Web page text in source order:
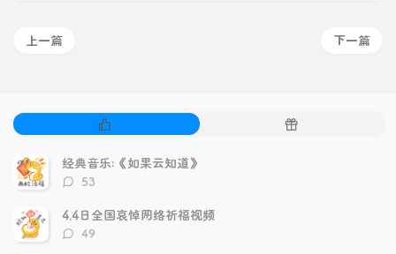
下一篇
上一篇
门
文
章
随
经典音乐:《如果云知道》
评
数：
53
4.4日全国哀悼网络祈福视频
评
49